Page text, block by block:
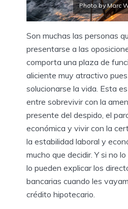
Photo by Marc
Son muchas las personas
presentarse a las
comporta una plaza de
aliciente muy atractivo
solucionarse la vida. Esta
entre sobrevivir con la
presente del despido, el
económica y vivir con la
la estabilidad laboral y
mucho que decidir. Y si no
lo pueden explicar los
bancarias cuando les
crédito hipotecario.